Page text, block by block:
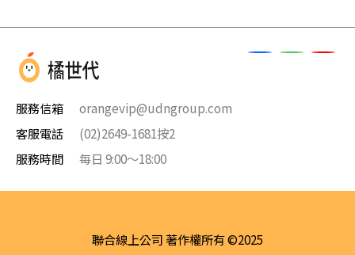
服務信箱
orangevip@udngroup.com
客服電話
(02)2649-1681按2
服務時間
每日 9:00～18:00
聯合線上公司 著作權所有 ©2025